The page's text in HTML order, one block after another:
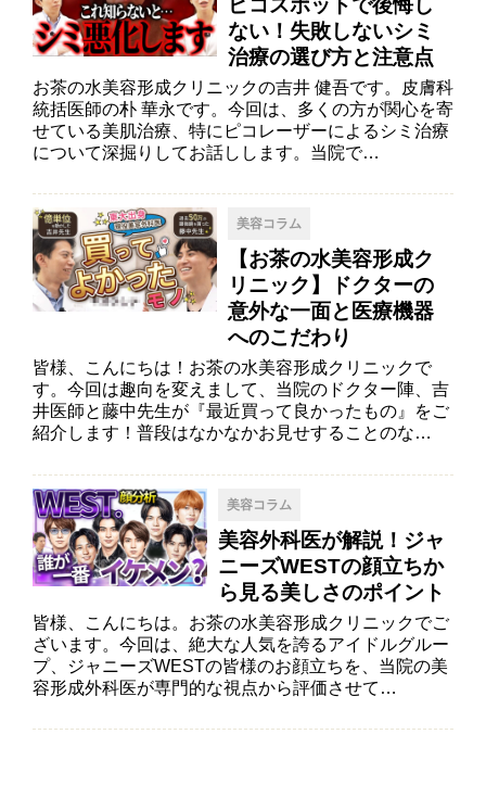
ピコスポットで後悔し
ない！失敗しないシミ
治療の選び方と注意点
お茶の水美容形成クリニックの吉井 健吾です。皮膚科
統括医師の朴 華永です。今回は、多くの方が関心を寄
せている美肌治療、特にピコレーザーによるシミ治療
について深掘りしてお話しします。当院で…
美容コラム
【お茶の水美容形成ク
リニック】ドクターの
意外な一面と医療機器
へのこだわり
皆様、こんにちは！お茶の水美容形成クリニックで
す。今回は趣向を変えまして、当院のドクター陣、吉
井医師と藤中先生が『最近買って良かったもの』をご
紹介します！普段はなかなかお見せすることのな…
美容コラム
美容外科医が解説！ジャ
ニーズWESTの顔立ちか
ら見る美しさのポイント
皆様、こんにちは。お茶の水美容形成クリニックでご
ざいます。今回は、絶大な人気を誇るアイドルグルー
プ、ジャニーズWESTの皆様のお顔立ちを、当院の美
容形成外科医が専門的な視点から評価させて…